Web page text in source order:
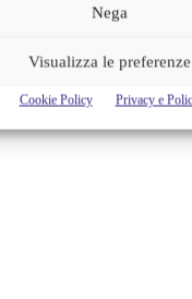
Nega
Visualizza le preferenze
Cookie Policy Privacy e
manifestazione, arrivata